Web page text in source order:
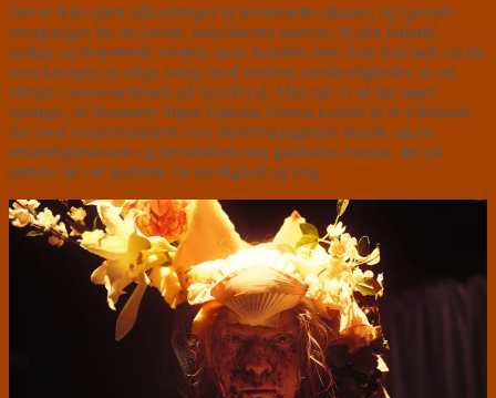
Det er ikke uden udfordringer at iscenesætte teksten, og specielt
overgangen fra det hvide, uskyldsrene univers, til den kulørte,
farlige og bespottede verden, hvor kvinden ikke bare kan lade stå til,
men kæmper en ulige kamp mod verdens uretfærdigheder, er ret
abrupt i iscenesættelsen på Sort/Hvid. Men når vi så har taget
springet, så blomstrer Signe Egholm Olsens kvinde til et voldsomt
dyr med moderinstinktet som altoverskyggende skjold, og en
retfærdighedssans og bevidsthed som gudinden Inanna, der på
samme tid var gudinde for kærlighed og krig.